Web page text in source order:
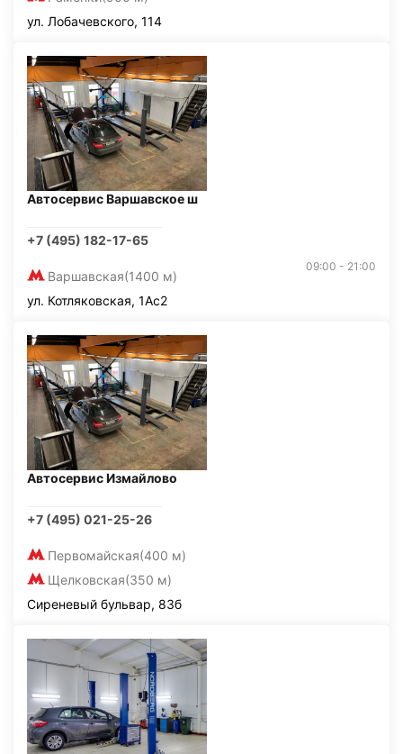
ул. Лобачевского, 114
Автосервис Варшавское ш
+7 (495) 182-17-65
Варшавская(1400 м)
09:00 - 21:00
ул. Котляковская, 1Ас2
Автосервис Измайлово
+7 (495) 021-25-26
Первомайская(400 м)
Щелковская(350 м)
Сиреневый бульвар, 83б